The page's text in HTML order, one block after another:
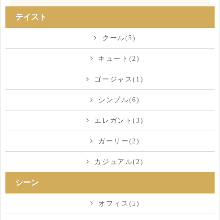
テイスト
クール(5)
キュート(2)
ゴージャス(1)
シンプル(6)
エレガント(3)
ガーリー(2)
カジュアル(2)
シーン
オフィス(5)